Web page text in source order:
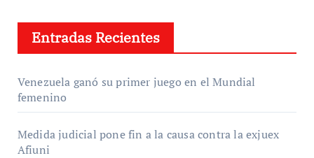
Entradas Recientes
Venezuela ganó su primer juego en el Mundial
femenino
Medida judicial pone fin a la causa contra la exjuex
Afiuni